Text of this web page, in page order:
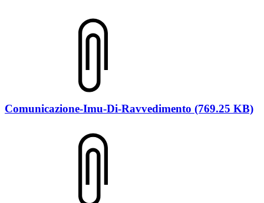
Comunicazione-Imu-Di-Ravvedimento (769.25 KB)